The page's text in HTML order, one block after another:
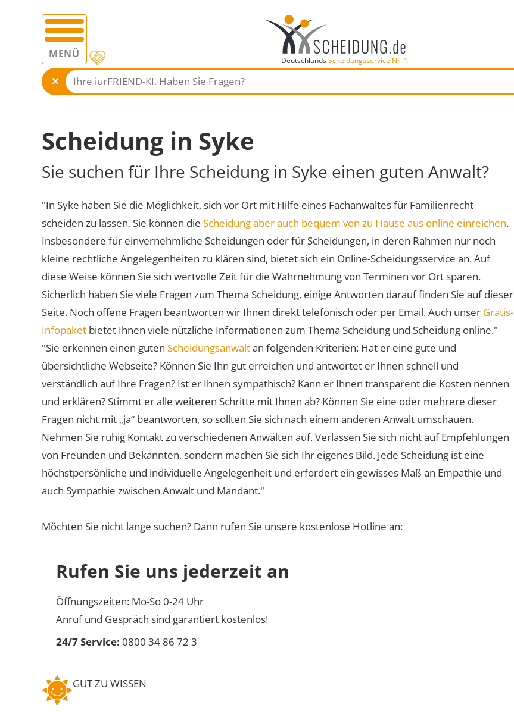
MENÜ DeutschlandsScheidungsservice Nr. 1
Scheidung in Syke
Sie suchen für Ihre Scheidung in Syke einen guten Anwalt?
"In Syke haben Sie die Möglichkeit, sich vor Ort mit Hilfe eines Fachanwaltes für Familienrecht
scheiden zu lassen, Sie können die Scheidung aber auch bequem von zu Hause aus online einreichen.
Insbesondere für einvernehmliche Scheidungen oder für Scheidungen, in deren Rahmen nur noch
kleine rechtliche Angelegenheiten zu klären sind, bietet sich ein Online-Scheidungsservice an. Auf
diese Weise können Sie sich wertvolle Zeit für die Wahrnehmung von Terminen vor Ort sparen.
Sicherlich haben Sie viele Fragen zum Thema Scheidung, einige Antworten darauf finden Sie auf dieser
Seite. Noch offene Fragen beantworten wir Ihnen direkt telefonisch oder per Email. Auch unser Gratis-
Infopaket bietet Ihnen viele nützliche Informationen zum Thema Scheidung und Scheidung online."
"Sie erkennen einen guten Scheidungsanwaltan folgenden Kriterien: Hat er eine gute und
übersichtliche Webseite? Können Sie Ihn gut erreichen und antwortet er Ihnen schnell und
verständlich auf Ihre Fragen? Ist er Ihnen sympathisch? Kann er Ihnen transparent die Kosten nennen
und erklären? Stimmt er alle weiteren Schritte mit Ihnen ab? Können Sie eine oder mehrere dieser
Fragen nicht mit „ja“ beantworten, so sollten Sie sich nach einem anderen Anwalt umschauen.
Nehmen Sie ruhig Kontakt zu verschiedenen Anwälten auf. Verlassen Sie sich nicht auf Empfehlungen
von Freunden und Bekannten, sondern machen Sie sich Ihr eigenes Bild. Jede Scheidung ist eine
höchstpersönliche und individuelle Angelegenheit und erfordert ein gewisses Maß an Empathie und
auch Sympathie zwischen Anwalt und Mandant."
Möchten Sie nicht lange suchen? Dann rufen Sie unsere kostenlose Hotline an:
Rufen Sie uns jederzeit an
Öffnungszeiten: Mo-So 0-24 Uhr
Anruf und Gespräch sind garantiert kostenlos!
24/7 Service: 0800 34 86 72 3
GUT ZU WISSEN